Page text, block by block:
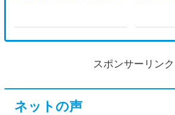
スポンサーリンク
ネットの声